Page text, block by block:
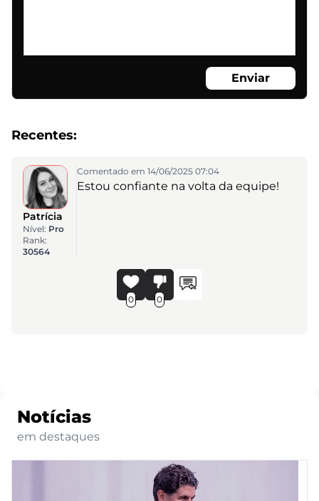
Enviar
Recentes:
Patrícia
Nível: Pro
Rank:
30564
Comentado em 14/06/2025 07:04
Estou confiante na volta da equipe!
0 0
Notícias
em destaques